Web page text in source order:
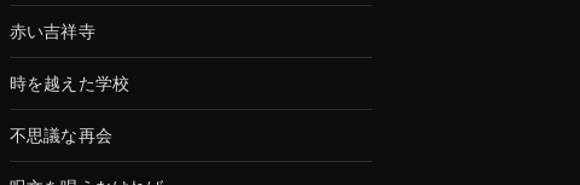
赤い吉祥寺
時を越えた学校
不思議な再会